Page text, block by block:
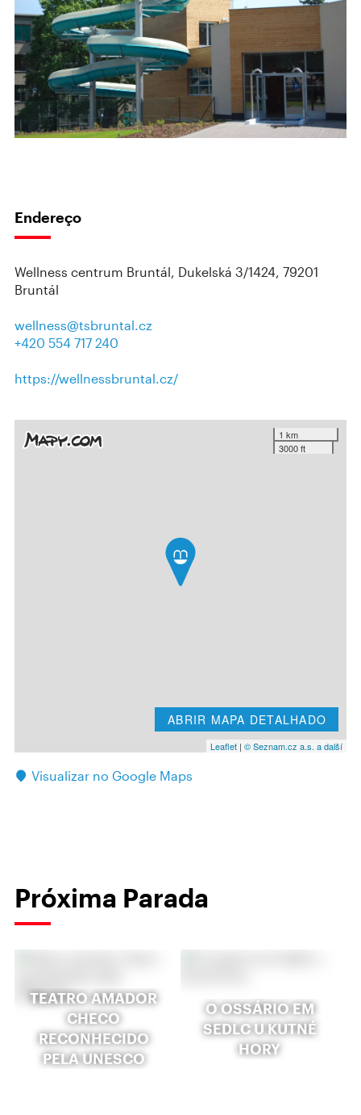
Endereço
Wellness centrum Bruntál, Dukelská 3/1424, 79201
Bruntál
wellness@tsbruntal.cz
+420 554 717 240
https://wellnessbruntal.cz/
1 km
3000 ft
ABRIR MAPA DETALHADO
Leaflet | © Seznam.cz a.s. a další
Visualizar no Google Maps
Próxima Parada
TEATRO AMADOR
CHECO
RECONHECIDO
PELA UNESCO
O OSSÁRIO EM
SEDLC U KUTNÉ
HORY